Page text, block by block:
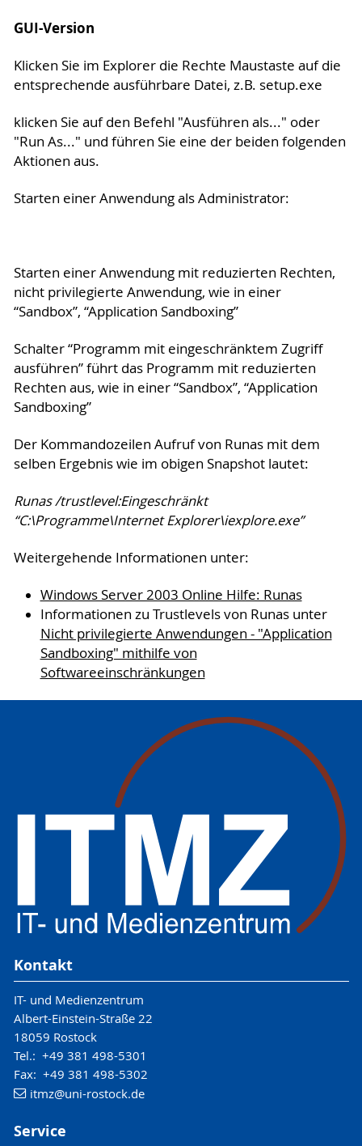
GUI-Version
Klicken Sie im Explorer die Rechte Maustaste auf die
entsprechende ausführbare Datei, z.B. setup.exe
klicken Sie auf den Befehl "Ausführen als..." oder
"Run As..." und führen Sie eine der beiden folgenden
Aktionen aus.
Starten einer Anwendung als Administrator:
Starten einer Anwendung mit reduzierten Rechten,
nicht privilegierte Anwendung, wie in einer
“Sandbox”, “Application Sandboxing”
Schalter “Programm mit eingeschränktem Zugriff
ausführen” führt das Programm mit reduzierten
Rechten aus, wie in einer “Sandbox”, “Application
Sandboxing”
Der Kommandozeilen Aufruf von Runas mit dem
selben Ergebnis wie im obigen Snapshot lautet:
Runas /trustlevel:Eingeschränkt
“C:\Programme\Internet Explorer\iexplore.exe”
Weitergehende Informationen unter:
Windows Server 2003 Online Hilfe: Runas
Informationen zu Trustlevels von Runas unter
Nicht privilegierte Anwendungen - "Application
Sandboxing" mithilfe von
Softwareeinschränkungen
Kontakt
IT- und Medienzentrum
Albert-Einstein-Straße 22
18059 Rostock
Tel.: +49 381 498-5301
Fax: +49 381 498-5302
itmz@uni-rostock.de
Service